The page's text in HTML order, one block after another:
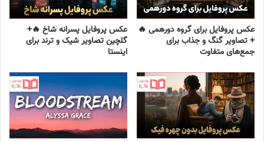
عکس پروفایل برای گروه دورهمی 🔥
+ تصاویر گنگ و جذاب برای
جمع‌های متفاوت
عکس پروفایل پسرانه شاخ 🔥+
گلچین تصاویر شیک و ترند برای
اینستا